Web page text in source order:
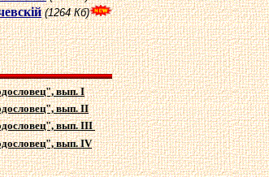
iй (1264 Кб)
вып. I
вып. II
вып. III
вып.IV